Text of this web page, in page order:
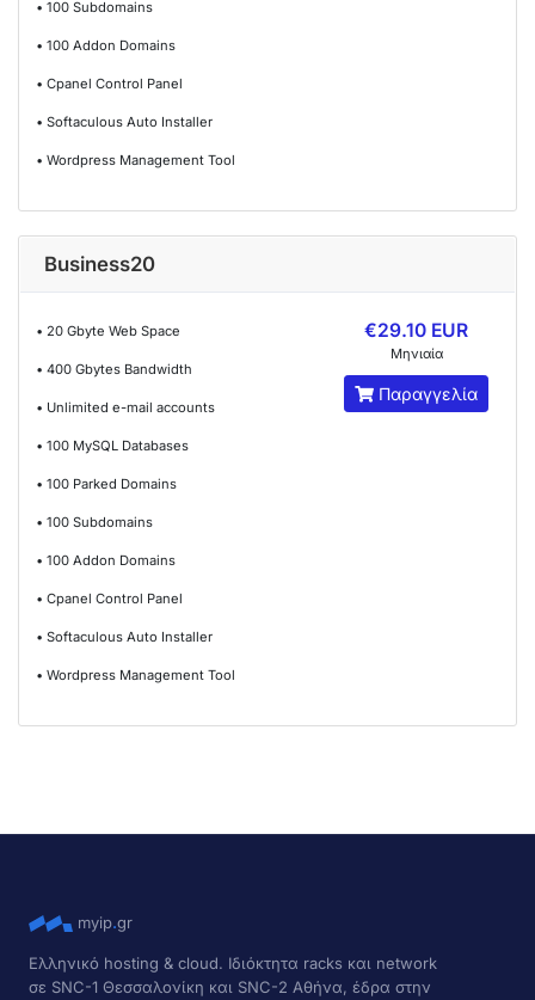
• 100 Subdomains
• 100 Addon Domains
• Cpanel Control Panel
• Softaculous Auto Installer
• Wordpress Management Tool
Business20
• 20 Gbyte Web Space
• 400 Gbytes Bandwidth
• Unlimited e-mail accounts
• 100 MySQL Databases
• 100 Parked Domains
• 100 Subdomains
• 100 Addon Domains
• Cpanel Control Panel
• Softaculous Auto Installer
• Wordpress Management Tool
€29.10 EUR
Μηνιαία
Παραγγελία
myip.gr
Ελληνικό hosting & cloud. Ιδιόκτητα racks και network
σε SNC-1 Θεσσαλονίκη και SNC-2 Αθήνα, έδρα στην